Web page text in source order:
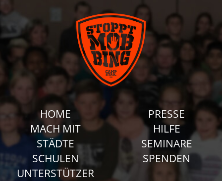
HOME
MACH MIT
STÄDTE
SCHULEN
UNTERSTÜTZER
PRESSE
HILFE
SEMINARE
SPENDEN